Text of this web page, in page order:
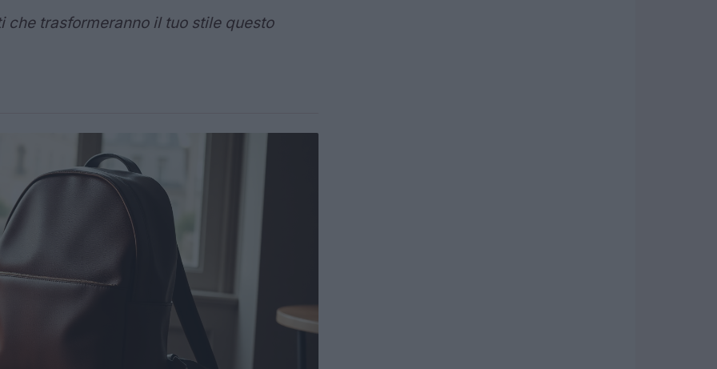
trasformeranno il tuo stile questo